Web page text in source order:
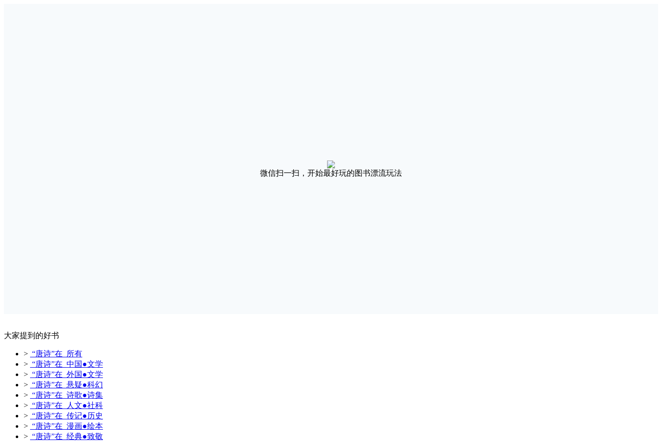
微信扫一扫，开始最好玩的图书漂流玩法
大家提到的好书
> “唐诗”在 所有
> “唐诗”在 中国●文学
> “唐诗”在 外国●文学
> “唐诗”在 悬疑●科幻
> “唐诗”在 诗歌●诗集
> “唐诗”在 人文●社科
> “唐诗”在 传记●历史
> “唐诗”在 漫画●绘本
> “唐诗”在 经典●致敬